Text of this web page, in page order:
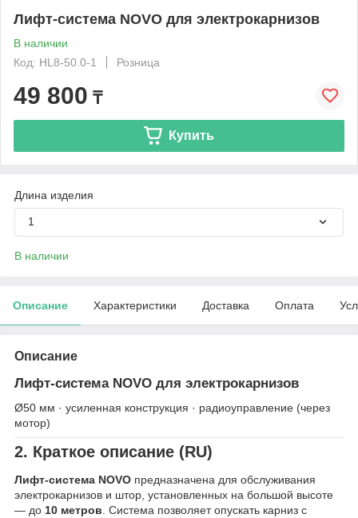
Лифт-система NOVO для электрокарнизов
В наличии
Код: HL8-50.0-1
Розница
49 800 ₸
Купить
Длина изделия
1
В наличии
Описание Характеристики Доставка Оплата
Описание
Лифт-система NOVO для электрокарнизов
Ø50 мм · усиленная конструкция · радиоуправление (через
мотор)
2. Краткое описание (RU)
Лифт-система NOVO предназначена для обслуживания
электрокарнизов и штор, установленных на большой высоте
— до 10 метров. Система позволяет опускать карниз с